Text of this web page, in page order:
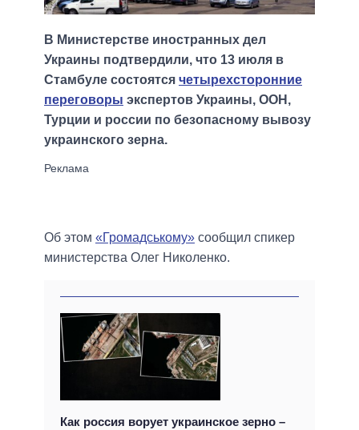
В Министерстве иностранных дел
Украины подтвердили, что 13 июля в
Стамбуле состоятся четырехсторонние
переговоры экспертов Украины, ООН,
Турции и россии по безопасному вывозу
украинского зерна.
Об этом «Громадському» сообщил спикер
министерства Олег Николенко.
Как россия ворует украинское зерно –